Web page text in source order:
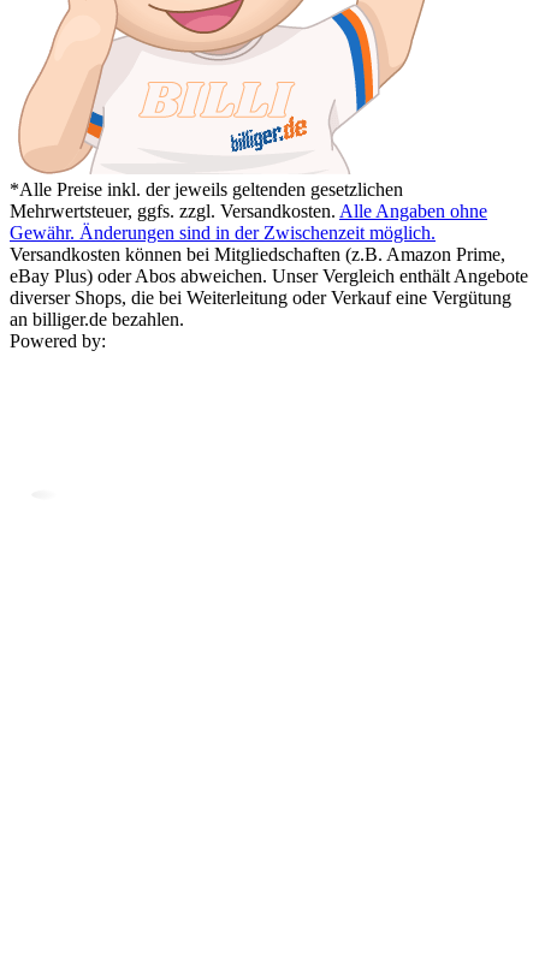
*Alle Preise inkl. der jeweils geltenden gesetzlichen
Mehrwertsteuer, ggfs. zzgl. Versandkosten. Alle Angaben ohne
Gewähr. Änderungen sind in der Zwischenzeit möglich.
Versandkosten können bei Mitgliedschaften (z.B. Amazon Prime,
eBay Plus) oder Abos abweichen. Unser Vergleich enthält Angebote
diverser Shops, die bei Weiterleitung oder Verkauf eine Vergütung
an billiger.de bezahlen.
Powered by: